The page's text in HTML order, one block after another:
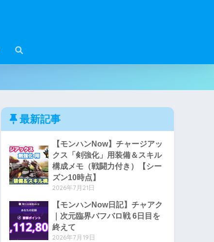
最新記事
【モンハンNow】チャージアッ
クス「剣強化」用装備＆スキル
構成メモ（戦闘力付き）【シー
ズン10時点】
2026年7月21日
【モンハンNow日記】チャアク
｜次元臨界バフバロ戦 6日目を
終えて
2026年7月19日